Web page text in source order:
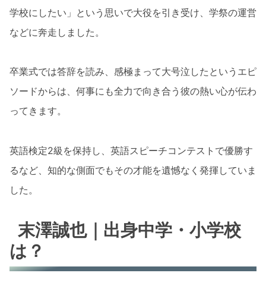
学校にしたい」という思いで大役を引き受け、学祭の運営
などに奔走しました。
卒業式では答辞を読み、感極まって大号泣したというエピ
ソードからは、何事にも全力で向き合う彼の熱い心が伝わ
ってきます。
英語検定2級を保持し、英語スピーチコンテストで優勝す
るなど、知的な側面でもその才能を遺憾なく発揮していま
した。
末澤誠也｜出身中学・小学校
は？